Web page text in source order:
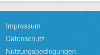
Impressum
Datenschutz
Nutzungsbedingungen